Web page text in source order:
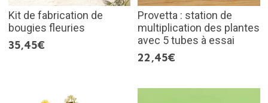
Kit de fabrication de
bougies fleuries
35,45€
Provetta : station de
multiplication des plantes
avec 5 tubes à essai
22,45€